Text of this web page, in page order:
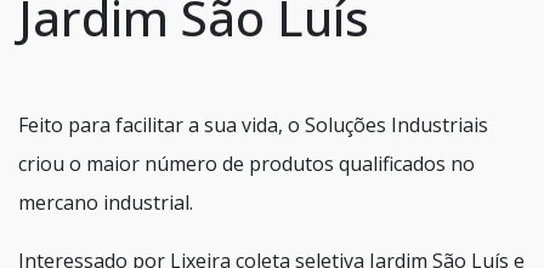
Jardim São Luís
Feito para facilitar a sua vida, o Soluções Industriais
criou o maior número de produtos qualificados no
mercano industrial.
Interessado por Lixeira coleta seletiva Jardim São Luís e